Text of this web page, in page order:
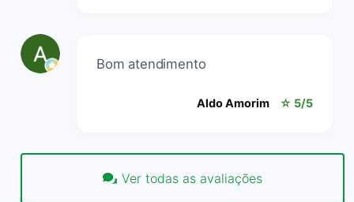
Bom atendimento
Aldo Amorim ☆ 5/5
Ver todas as avaliações